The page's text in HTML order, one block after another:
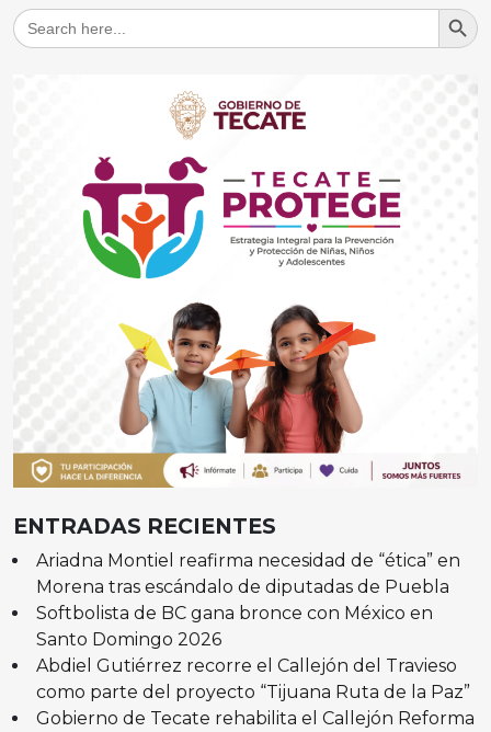
Search
for:
Search
ENTRADAS RECIENTES
Ariadna Montiel reafirma necesidad de “ética” en
Morena tras escándalo de diputadas de Puebla
Softbolista de BC gana bronce con México en
Santo Domingo 2026
Abdiel Gutiérrez recorre el Callejón del Travieso
como parte del proyecto “Tijuana Ruta de la Paz”
Gobierno de Tecate rehabilita el Callejón Reforma